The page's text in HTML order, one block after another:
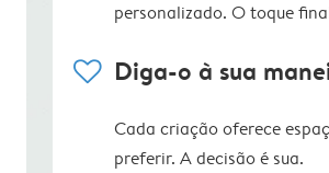
personalizado. O toque
heart Diga-o à sua
Cada criação oferece
preferir. A decisão é sua.